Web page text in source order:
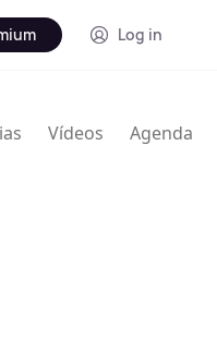
Log in
Vídeos Agenda